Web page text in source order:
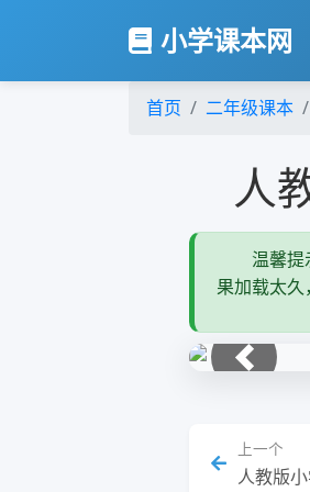
小学课本网
首页 二年级课本
人
温馨
果加载太久
上一张
上一个
人教版